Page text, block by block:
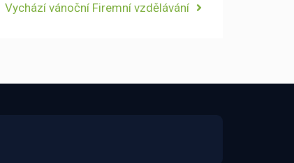
Next
Vychází vánoční Firemní vzdělávání